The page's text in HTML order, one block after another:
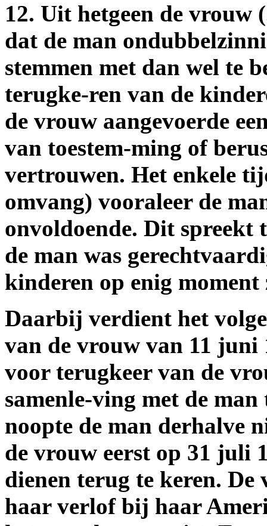
12. Uit hetgeen de vrouw
dat de man
stemmen met dan wel te
terugke-ren van de
de vrouw aangevoerde
van toestem-ming of
vertrouwen. Het enkele
omvang) vooraleer de
onvoldoende. Dit spreekt
de man was
kinderen op enig
Daarbij verdient het
van de vrouw van 11 juni
voor terugkeer van de
samenle-ving met de
noopte de man derhalve
de vrouw eerst op 31 juli
dienen terug te keren.
haar verlof bij haar